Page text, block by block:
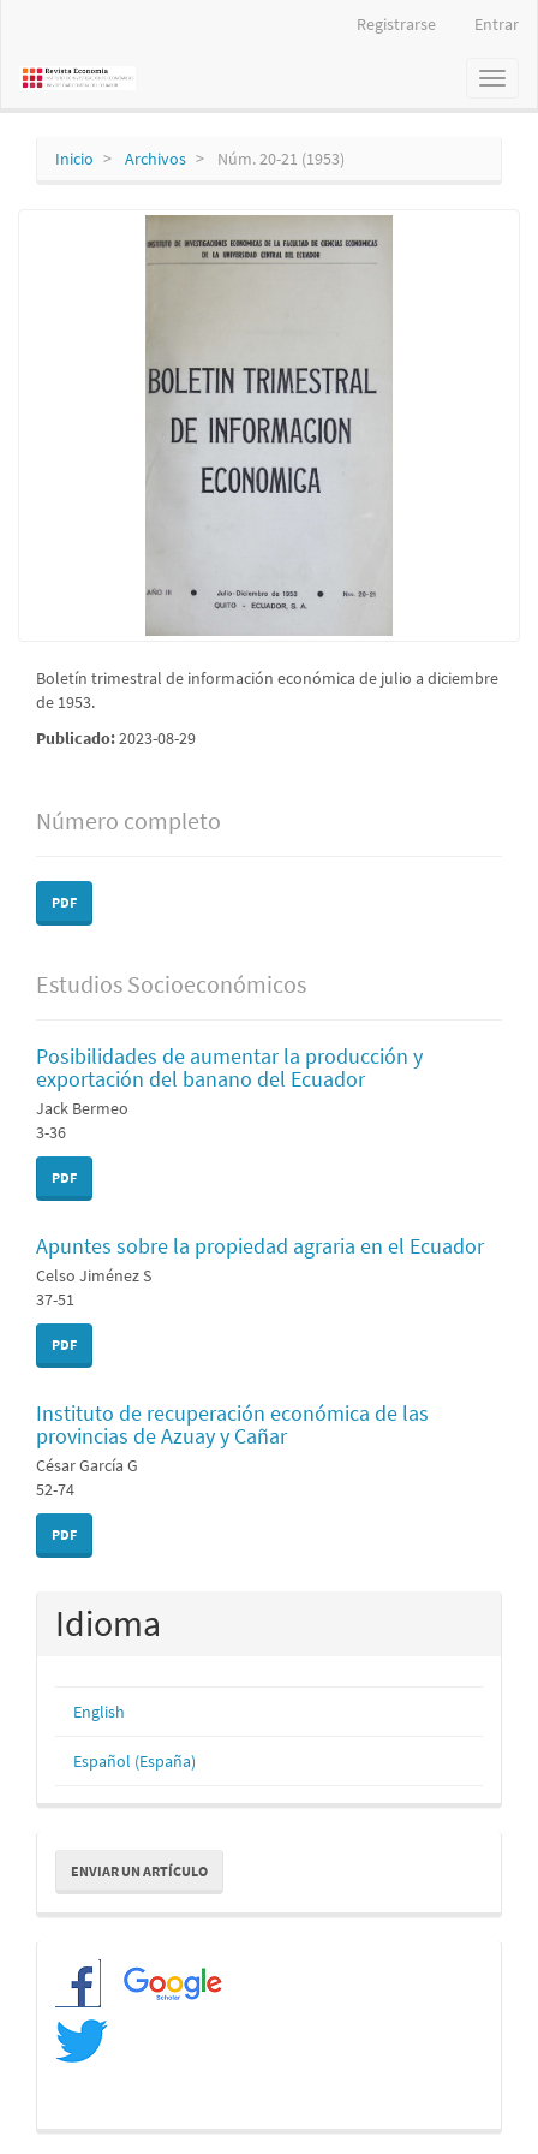
principal
Registrarse Entrar
Toggle
Inicio Archivos Núm. 20-21 (1953)
Boletín trimestral de información económica de julio a diciembre
de 1953.
Publicado:2023-08-29
Número completo
PDF
Estudios Socioeconómicos
Posibilidades de aumentar la producción y
exportación del banano del Ecuador
Jack Bermeo
3-36
PDF
Apuntes sobre la propiedad agraria en el Ecuador
Celso Jiménez S
37-51
PDF
Instituto de recuperación económica de las
provincias de Azuay y Cañar
César García G
52-74
PDF
Idioma
English
Español (España)
Enviar
un
artículo
ENVIAR UN ARTÍCULO
Redes